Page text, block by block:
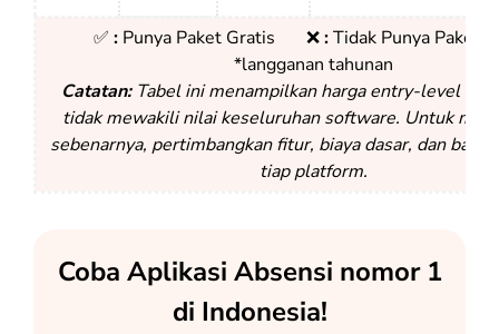
✅ : Punya Paket Gratis ❌:Tidak Punya Paket
*langganan tahunan
Catatan: Tabel ini menampilkan harga entry-level dan
tidak mewakili nilai keseluruhan software. Untuk
sebenarnya, pertimbangkan fitur, biaya dasar, dan
tiap platform.
Coba Aplikasi Absensi nomor 1
di Indonesia!